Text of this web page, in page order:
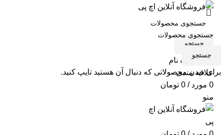
جستجو
ورود / ثبت نام
علاقه مندی
0 مورد /
0 تومان
منو
جستجو
برای دیدن محصولاتی که دنبال آن هستید تایپ کنید.